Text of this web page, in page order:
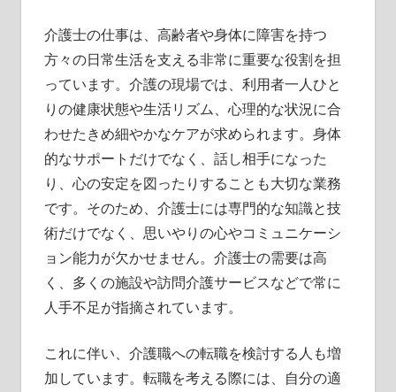
介護士の仕事は、高齢者や身体に障害を持つ
方々の日常生活を支える非常に重要な役割を担
っています。 介護の現場では、利用者一人ひと
りの健康状態や生活リズム、心理的な状況に合
わせたきめ細やかなケアが求められます。身体
的なサポートだけでなく、話し相手になった
り、心の安定を図ったりすることも大切な業務
です。そのため、介護士には専門的な知識と技
術だけでなく、思いやりの心やコミュニケーシ
ョン能力が欠かせません。介護士の需要は高
く、多くの施設や訪問介護サービスなどで常に
人手不足が指摘されています。
これに伴い、介護職への転職を検討する人も増
加しています。転職を考える際には、自分の適